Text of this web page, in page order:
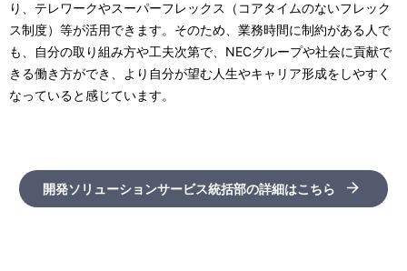
り、テレワークやスーパーフレックス（コアタイムのないフレック
ス制度）等が活用できます。そのため、業務時間に制約がある人で
も、自分の取り組み方や工夫次第で、NECグループや社会に貢献で
きる働き方ができ、より自分が望む人生やキャリア形成をしやすく
なっていると感じています。
開発ソリューションサービス統括部の詳細はこちら